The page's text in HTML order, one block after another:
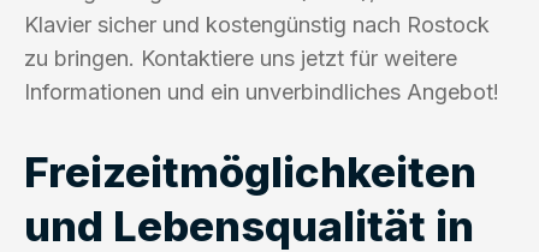
Klavier sicher und kostengünstig nach Rostock
zu bringen. Kontaktiere uns jetzt für weitere
Informationen und ein unverbindliches Angebot!
Freizeitmöglichkeiten
und Lebensqualität in